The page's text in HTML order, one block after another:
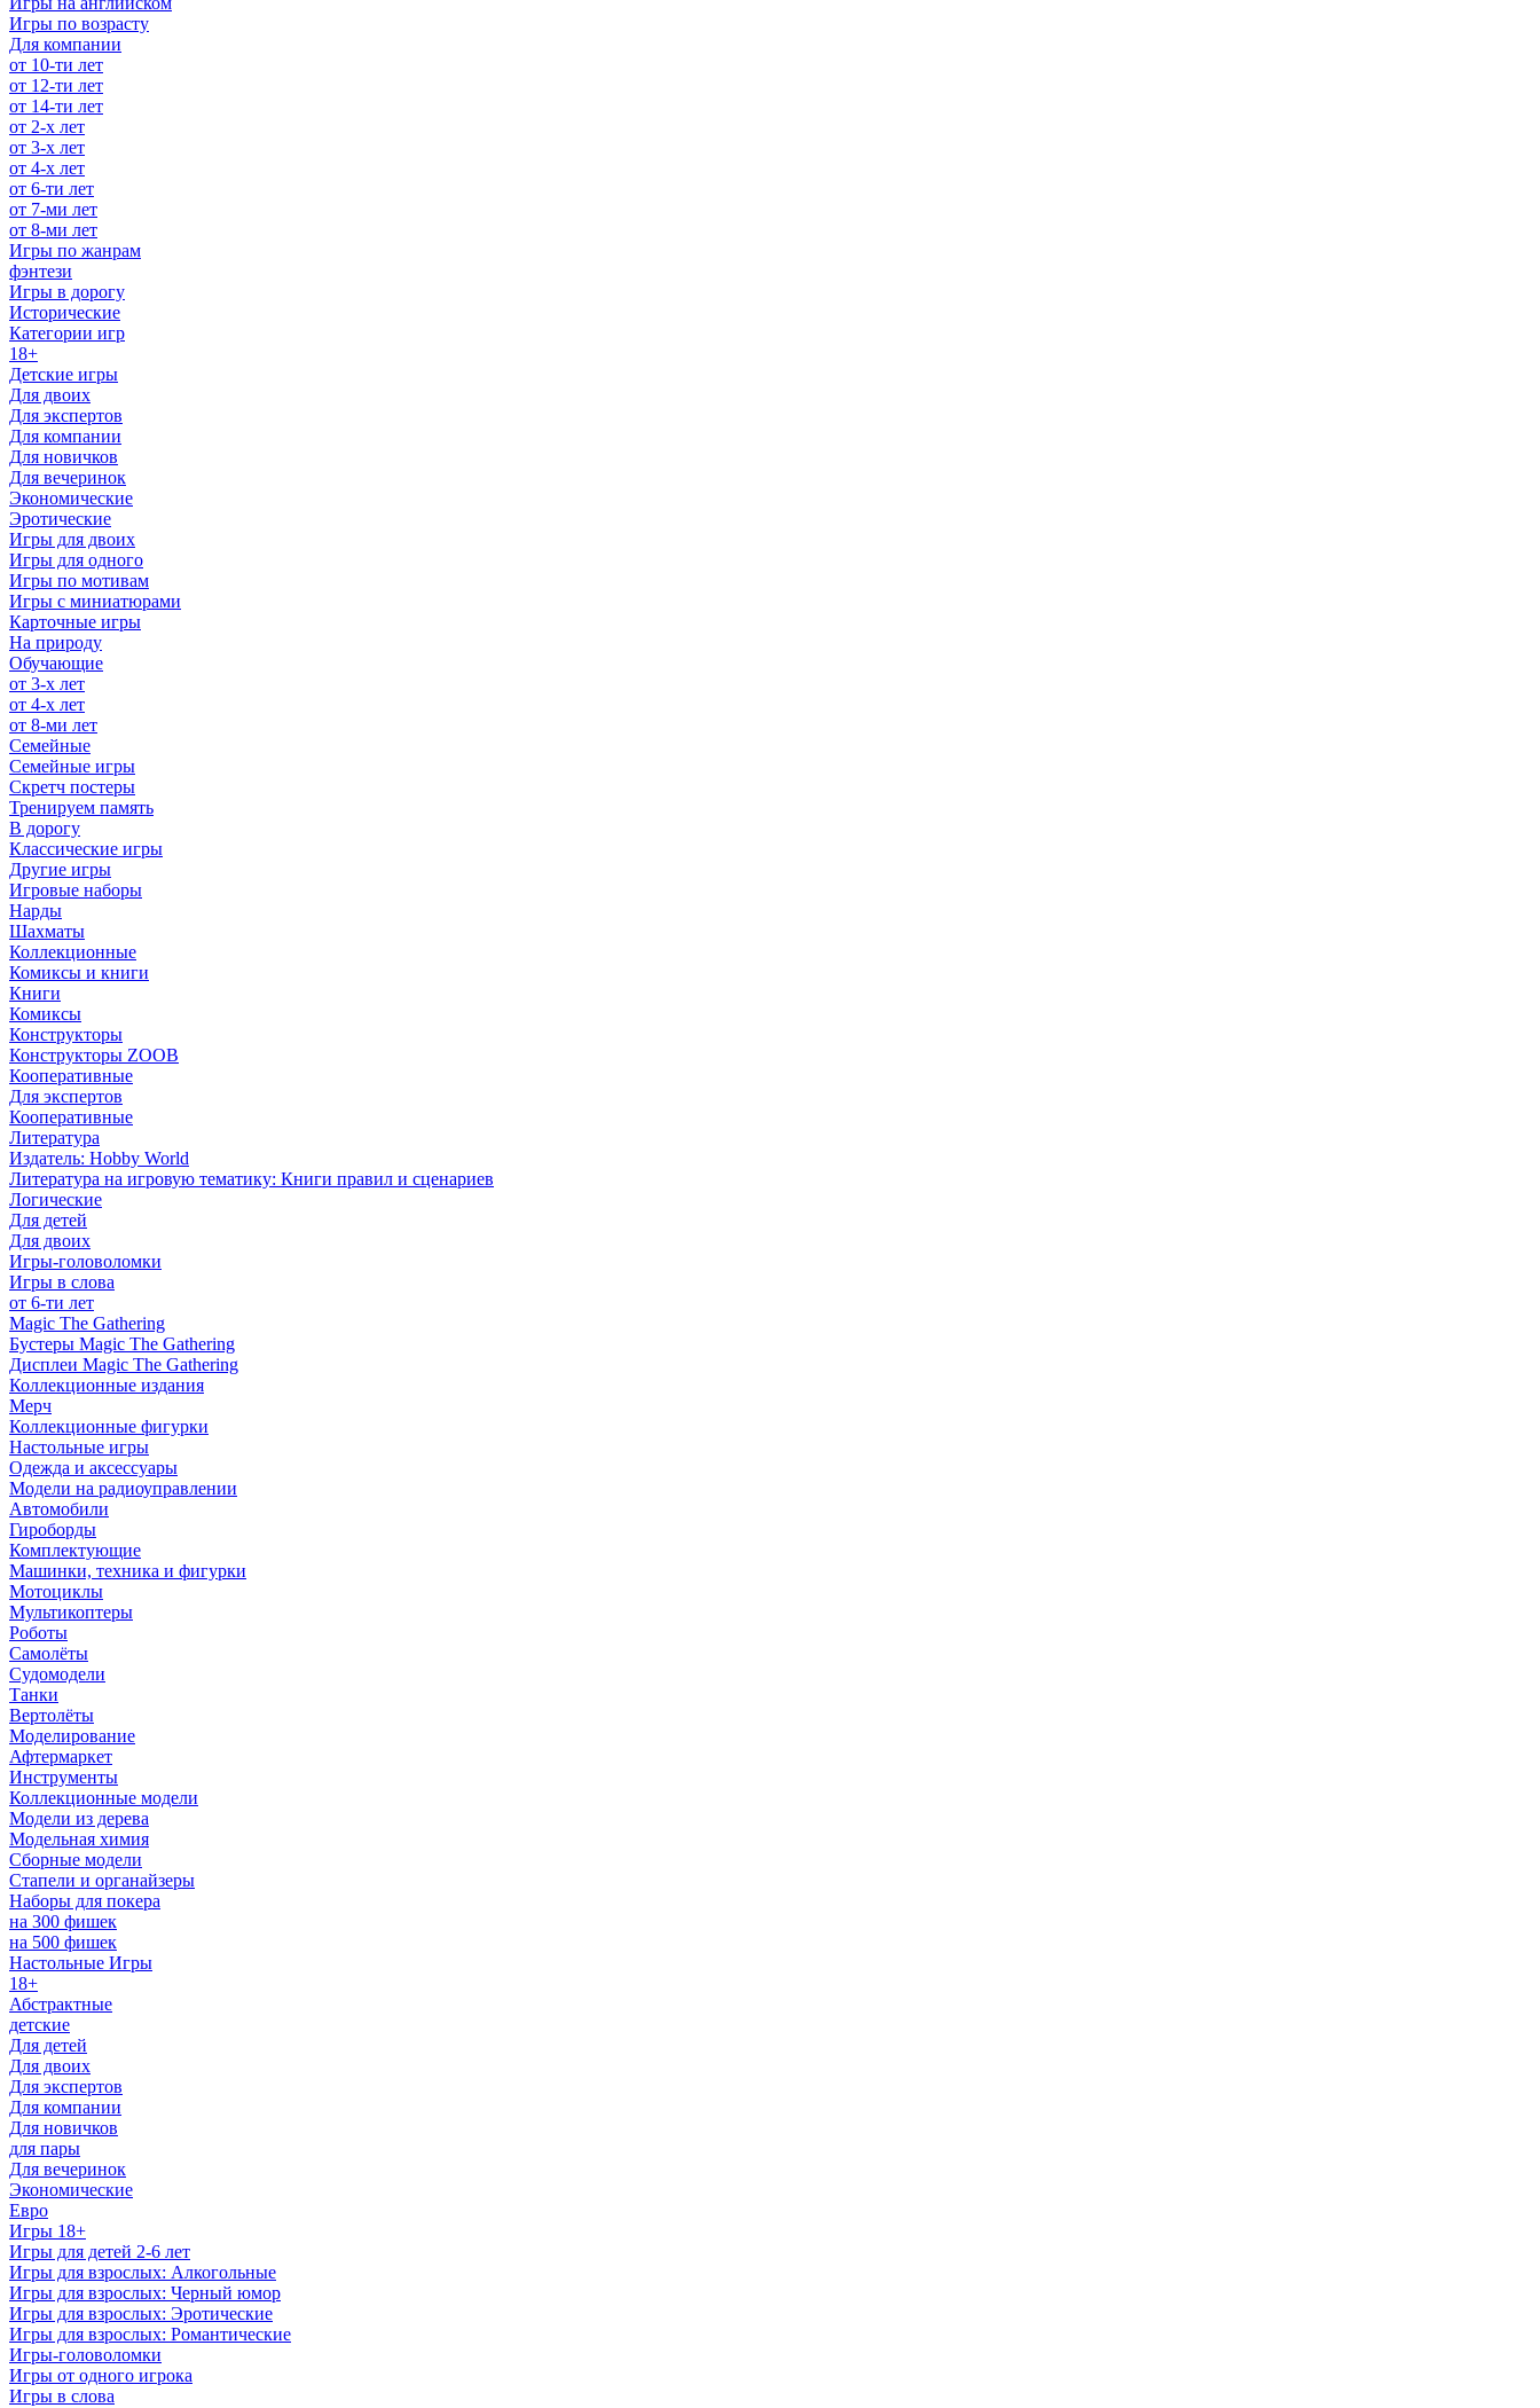
Игры по возрасту
Для компании
от 10-ти лет
от 12-ти лет
от 14-ти лет
от 2-х лет
от 3-х лет
от 4-х лет
от 6-ти лет
от 7-ми лет
от 8-ми лет
Игры по жанрам
фэнтези
Игры в дорогу
Исторические
Категории игр
18+
Детские игры
Для двоих
Для экспертов
Для компании
Для новичков
Для вечеринок
Экономические
Эротические
Игры для двоих
Игры для одного
Игры по мотивам
Игры с миниатюрами
Карточные игры
На природу
Обучающие
от 3-х лет
от 4-х лет
от 8-ми лет
Семейные
Семейные игры
Скретч постеры
Тренируем память
В дорогу
Классические игры
Другие игры
Игровые наборы
Нарды
Шахматы
Коллекционные
Комиксы и книги
Книги
Комиксы
Конструкторы
Конструкторы ZOOB
Кооперативные
Для экспертов
Кооперативные
Литература
Издатель: Hobby World
Литература на игровую тематику: Книги правил и сценариев
Логические
Для детей
Для двоих
Игры-головоломки
Игры в слова
от 6-ти лет
Magic The Gathering
Бустеры Magic The Gathering
Дисплеи Magic The Gathering
Коллекционные издания
Мерч
Коллекционные фигурки
Настольные игры
Одежда и аксессуары
Модели на радиоуправлении
Автомобили
Гироборды
Комплектующие
Машинки, техника и фигурки
Мотоциклы
Мультикоптеры
Роботы
Самолёты
Судомодели
Танки
Вертолёты
Моделирование
Афтермаркет
Инструменты
Коллекционные модели
Модели из дерева
Модельная химия
Сборные модели
Стапели и органайзеры
Наборы для покера
на 300 фишек
на 500 фишек
Настольные Игры
18+
Абстрактные
детские
Для детей
Для двоих
Для экспертов
Для компании
Для новичков
для пары
Для вечеринок
Экономические
Евро
Игры 18+
Игры для детей 2-6 лет
Игры для взрослых: Алкогольные
Игры для взрослых: Черный юмор
Игры для взрослых: Эротические
Игры для взрослых: Романтические
Игры-головоломки
Игры от одного игрока
Игры в слова